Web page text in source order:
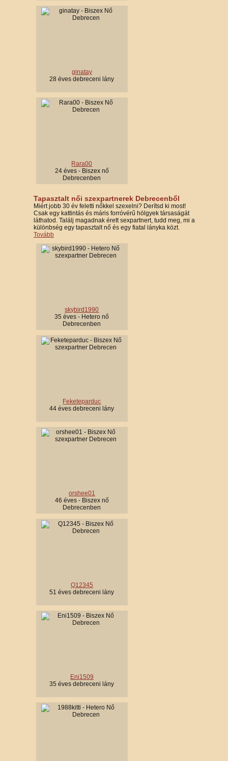
ginatay
28 éves debreceni lány
Rara00
24 éves - Biszex nő
Debrecenben
Tapasztalt női szexpartnerek Debrecenből
Miért jobb 30 év feletti nőkkel szexelni? Derítsd ki most!
Csak egy kattintás és máris forróvérű hölgyek társaságát
láthatod. Találj magadnak érett sexpartnert, tudd meg, mi a
különbség egy tapasztalt nő és egy fiatal lányka közt.
Tovább
skybird1990
35 éves - Hetero nő
Debrecenben
Feketeparduc
44 éves debreceni lány
orshee01
46 éves - Biszex nő
Debrecenben
Q12345
51 éves debreceni lány
Eni1509
35 éves debreceni lány